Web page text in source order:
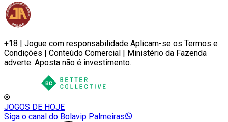
+18 | Jogue com responsabilidade Aplicam-se os Termos e
Condições | Conteúdo Comercial | Ministério da Fazenda
adverte: Aposta não é investimento.
JOGOS DE HOJE
Siga o canal do Bolavip Palmeiras